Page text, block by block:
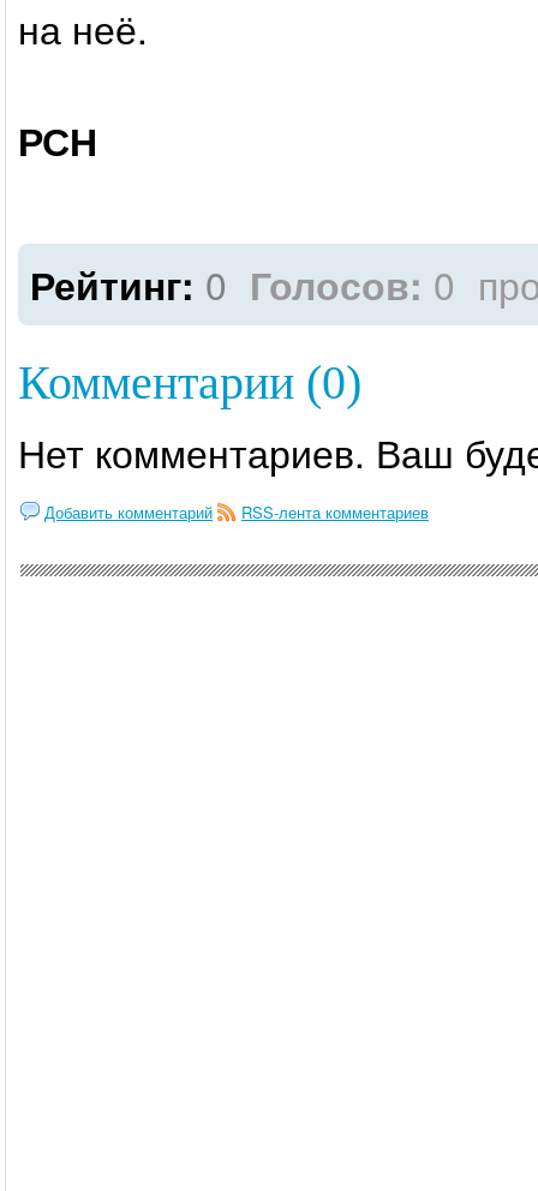
на неё.
РСН
Рейтинг: 0 Голосов: 0
Комментарии (0)
Нет комментариев. Ваш
Добавить комментарий RSS-лента комментариев